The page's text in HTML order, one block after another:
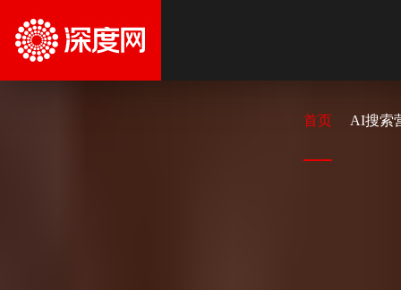
首页 AI搜索